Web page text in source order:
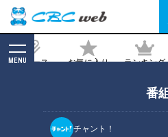
ニュース お気に入り ランキング
MENU
番
チャント！
レーナーの舞台裏